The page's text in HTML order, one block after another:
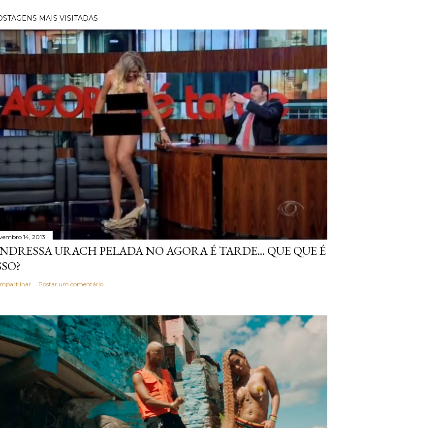
MAIS VISITADAS
14, 2013
URACH PELADA NO AGORA É TARDE... QUE QUE É
Postar um comentário